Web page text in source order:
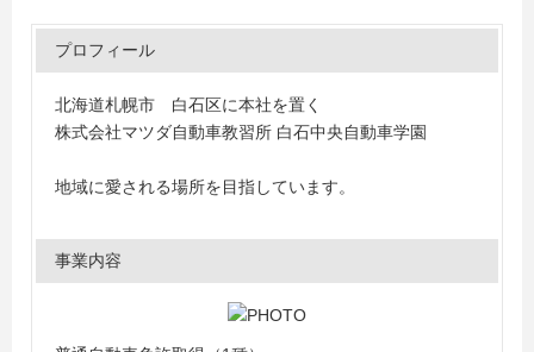
プロフィール
北海道札幌市 白石区に本社を置く
株式会社マツダ自動車教習所 白石中央自動車学園
地域に愛される場所を目指しています。
事業内容